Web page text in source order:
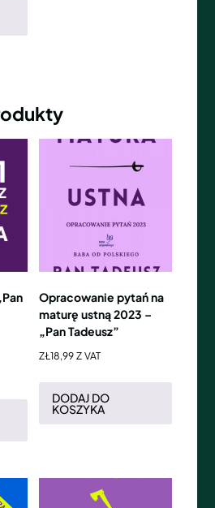
Opracowanie pytań na
maturę ustną 2023 –
„Pan Tadeusz”
ZŁ18,99 Z VAT
DODAJ DO
KOSZYKA